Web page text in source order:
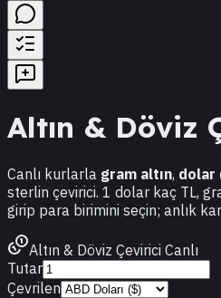
Altın & Döviz
Canlı kurlarla gram altın, dolar
sterlin çevirici. 1 dolar kaç TL,
girip para birimini seçin; anlık
Altın & Döviz Çevirici Canlı
Tutar
Çevrilen